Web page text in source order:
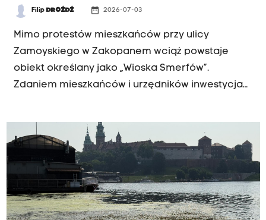
Filip DROŻDŻ date_range 2026-07-03
Mimo protestów mieszkańców przy ulicy
Zamoyskiego w Zakopanem wciąż powstaje
obiekt określany jako „Wioska Smerfów”.
Zdaniem mieszkańców i urzędników inwestycja
odpiera zarzuty, a sprawę bada nadzór
budowlany.